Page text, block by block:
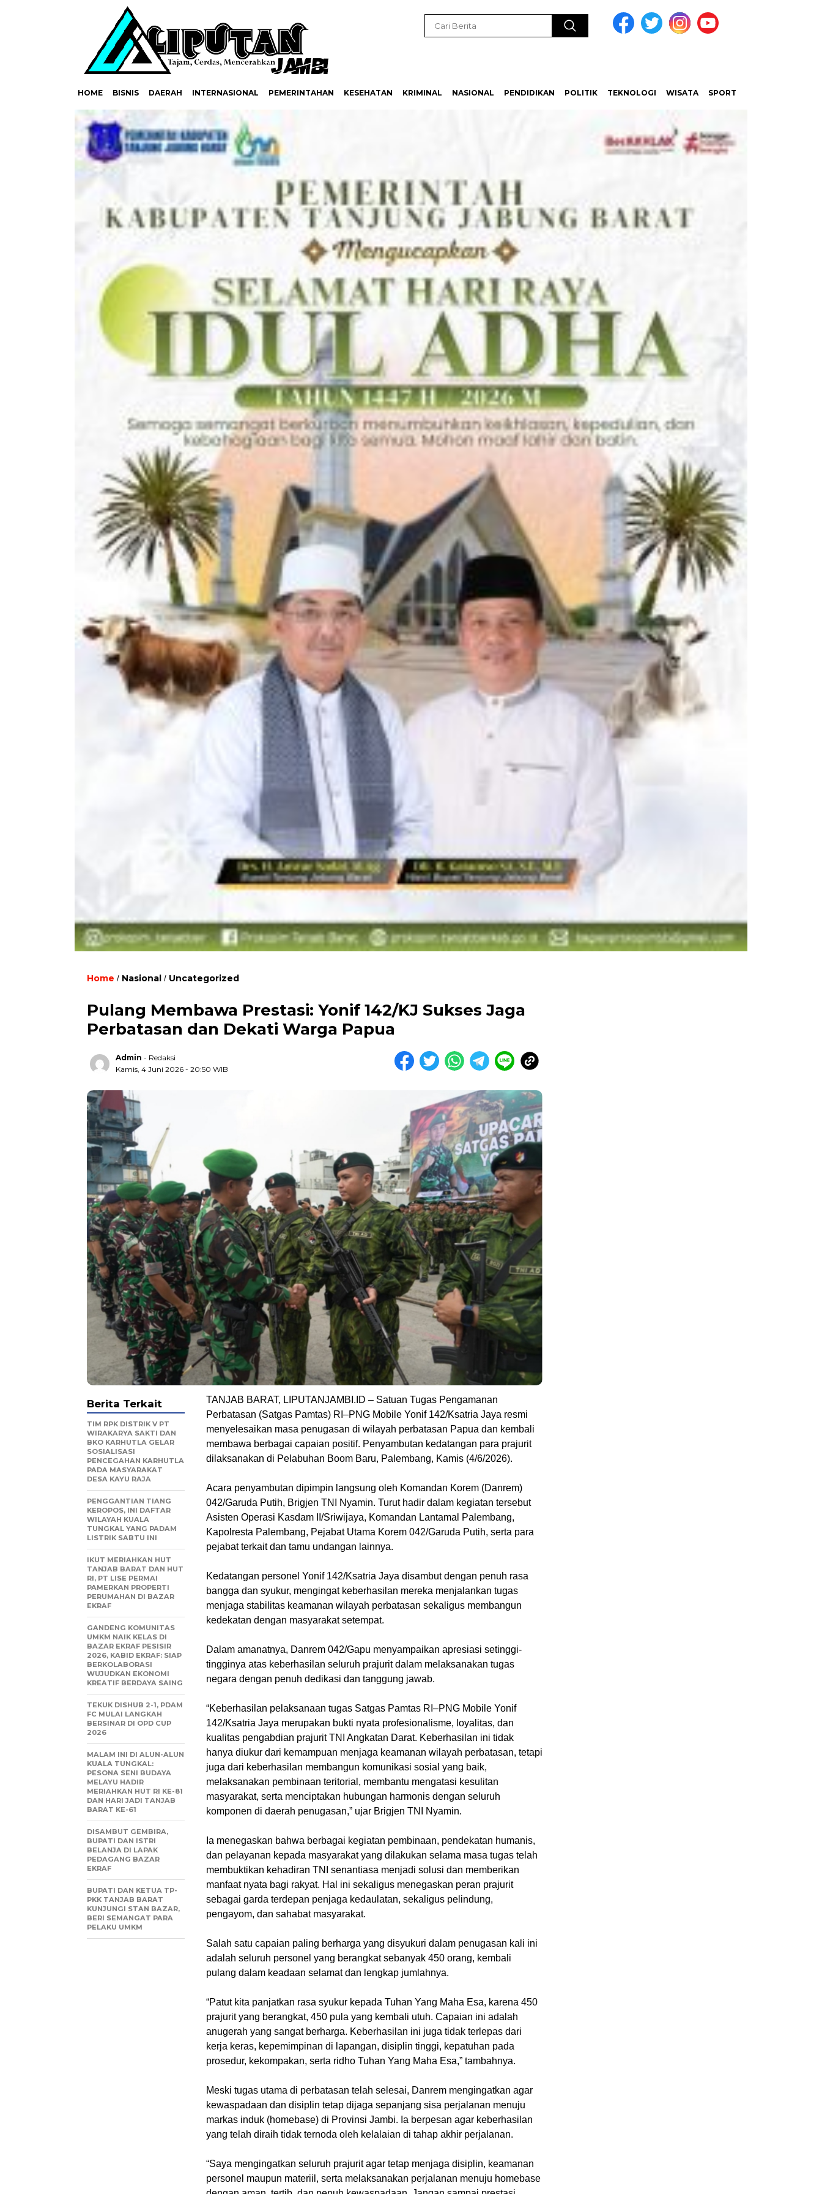
HOME BISNIS DAERAH INTERNASIONAL PEMERINTAHAN KESEHATAN KRIMINAL NASIONAL PENDIDIKAN POLITIK TEKNOLOGI WISATA SPORT
Home / Nasional / Uncategorized
Pulang Membawa Prestasi: Yonif 142/KJ Sukses Jaga
Perbatasan dan Dekati Warga Papua
Admin - Redaksi
Kamis, 4 Juni 2026 - 20:50 WIB
TANJAB BARAT, LIPUTANJAMBI.ID – Satuan Tugas Pengamanan
Perbatasan (Satgas Pamtas) RI–PNG Mobile Yonif 142/Ksatria Jaya resmi
menyelesaikan masa penugasan di wilayah perbatasan Papua dan kembali
membawa berbagai capaian positif. Penyambutan kedatangan para prajurit
dilaksanakan di Pelabuhan Boom Baru, Palembang, Kamis (4/6/2026).
Acara penyambutan dipimpin langsung oleh Komandan Korem (Danrem)
042/Garuda Putih, Brigjen TNI Nyamin. Turut hadir dalam kegiatan tersebut
Asisten Operasi Kasdam II/Sriwijaya, Komandan Lantamal Palembang,
Kapolresta Palembang, Pejabat Utama Korem 042/Garuda Putih, serta para
pejabat terkait dan tamu undangan lainnya.
Kedatangan personel Yonif 142/Ksatria Jaya disambut dengan penuh rasa
bangga dan syukur, mengingat keberhasilan mereka menjalankan tugas
menjaga stabilitas keamanan wilayah perbatasan sekaligus membangun
kedekatan dengan masyarakat setempat.
Dalam amanatnya, Danrem 042/Gapu menyampaikan apresiasi setinggi-
tingginya atas keberhasilan seluruh prajurit dalam melaksanakan tugas
negara dengan penuh dedikasi dan tanggung jawab.
“Keberhasilan pelaksanaan tugas Satgas Pamtas RI–PNG Mobile Yonif
142/Ksatria Jaya merupakan bukti nyata profesionalisme, loyalitas, dan
kualitas pengabdian prajurit TNI Angkatan Darat. Keberhasilan ini tidak
hanya diukur dari kemampuan menjaga keamanan wilayah perbatasan, tetapi
juga dari keberhasilan membangun komunikasi sosial yang baik,
melaksanakan pembinaan teritorial, membantu mengatasi kesulitan
masyarakat, serta menciptakan hubungan harmonis dengan seluruh
komponen di daerah penugasan,” ujar Brigjen TNI Nyamin.
Ia menegaskan bahwa berbagai kegiatan pembinaan, pendekatan humanis,
dan pelayanan kepada masyarakat yang dilakukan selama masa tugas telah
membuktikan kehadiran TNI senantiasa menjadi solusi dan memberikan
manfaat nyata bagi rakyat. Hal ini sekaligus menegaskan peran prajurit
sebagai garda terdepan penjaga kedaulatan, sekaligus pelindung,
pengayom, dan sahabat masyarakat.
Salah satu capaian paling berharga yang disyukuri dalam penugasan kali ini
adalah seluruh personel yang berangkat sebanyak 450 orang, kembali
pulang dalam keadaan selamat dan lengkap jumlahnya.
“Patut kita panjatkan rasa syukur kepada Tuhan Yang Maha Esa, karena 450
prajurit yang berangkat, 450 pula yang kembali utuh. Capaian ini adalah
anugerah yang sangat berharga. Keberhasilan ini juga tidak terlepas dari
kerja keras, kepemimpinan di lapangan, disiplin tinggi, kepatuhan pada
prosedur, kekompakan, serta ridho Tuhan Yang Maha Esa,” tambahnya.
Meski tugas utama di perbatasan telah selesai, Danrem mengingatkan agar
kewaspadaan dan disiplin tetap dijaga sepanjang sisa perjalanan menuju
markas induk (homebase) di Provinsi Jambi. Ia berpesan agar keberhasilan
yang telah diraih tidak ternoda oleh kelalaian di tahap akhir perjalanan.
“Saya mengingatkan seluruh prajurit agar tetap menjaga disiplin, keamanan
personel maupun materiil, serta melaksanakan perjalanan menuju homebase
Berita Terkait
TIM RPK DISTRIK V PT
WIRAKARYA SAKTI DAN
BKO KARHUTLA GELAR
SOSIALISASI
PENCEGAHAN KARHUTLA
PADA MASYARAKAT
DESA KAYU RAJA
PENGGANTIAN TIANG
KEROPOS, INI DAFTAR
WILAYAH KUALA
TUNGKAL YANG PADAM
LISTRIK SABTU INI
IKUT MERIAHKAN HUT
TANJAB BARAT DAN HUT
RI, PT LISE PERMAI
PAMERKAN PROPERTI
PERUMAHAN DI BAZAR
EKRAF
GANDENG KOMUNITAS
UMKM NAIK KELAS DI
BAZAR EKRAF PESISIR
2026, KABID EKRAF: SIAP
BERKOLABORASI
WUJUDKAN EKONOMI
KREATIF BERDAYA SAING
TEKUK DISHUB 2-1, PDAM
FC MULAI LANGKAH
BERSINAR DI OPD CUP
2026
MALAM INI DI ALUN-ALUN
KUALA TUNGKAL:
PESONA SENI BUDAYA
MELAYU HADIR
MERIAHKAN HUT RI KE-81
DAN HARI JADI TANJAB
BARAT KE-61
DISAMBUT GEMBIRA,
BUPATI DAN ISTRI
BELANJA DI LAPAK
PEDAGANG BAZAR
EKRAF
BUPATI DAN KETUA TP-
PKK TANJAB BARAT
KUNJUNGI STAN BAZAR,
BERI SEMANGAT PARA
PELAKU UMKM